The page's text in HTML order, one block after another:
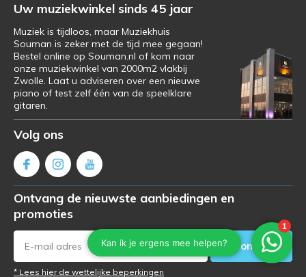
Uw muziekwinkel sinds 45 jaar
Muziek is tijdloos, maar Muziekhuis
Souman is zeker met de tijd mee gegaan!
Bestel online op Souman.nl of kom naar
onze muziekwinkel van 2000m2 vlakbij
Zwolle. Laat u adviseren over een nieuwe
piano of test zelf één van de speelklare
gitaren.
Volg ons
Ontvang de nieuwste aanbiedingen en
promoties
Abonneer
* Lees hier de wettelijke beperkingen